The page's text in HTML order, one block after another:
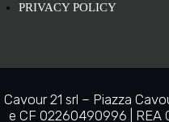
PRIVACY POLICY
Cavour 21 srl – Piazza
e CF 02260490996 | REA